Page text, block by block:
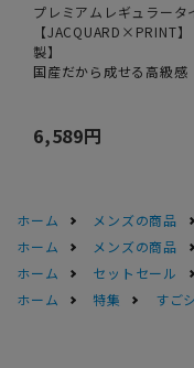
プレミアムレギュラータ
【JACQUARD×PRINT
製】
国産だから成せる高級感
6,589円
ホーム メンズの商品
ホーム
メンズの商品
ホーム
セットセール
ホーム
特集 すご